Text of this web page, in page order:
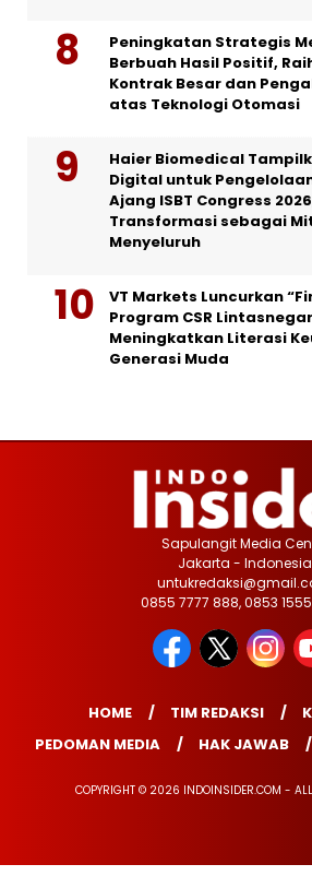
Peningkatan Strategis
Berbuah Hasil Positif,
Kontrak Besar dan
atas Teknologi Otomasi
Haier Biomedical
Digital untuk
Ajang ISBT Congress
Transformasi sebagai
Menyeluruh
VT Markets Luncurkan
Program CSR
Meningkatkan Literasi
Generasi Muda
Sapulangit Media
Jakarta - Indonesia
0855 7777 888, 0853
HOME TIM REDAKSI
PEDOMAN MEDIA
HAK JAWAB
COPYRIGHT © 2026 INDOINSIDER.COM -